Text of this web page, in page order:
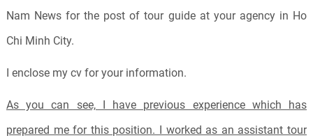
Nam News for the post of tour guide at your agency in Ho
Chi Minh City.
I enclose my cv for your information.
As you can see, I have previous experience which has
prepared me for this position. I worked as an assistant tour